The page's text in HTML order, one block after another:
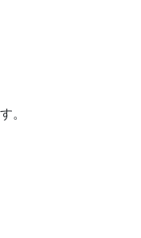
。